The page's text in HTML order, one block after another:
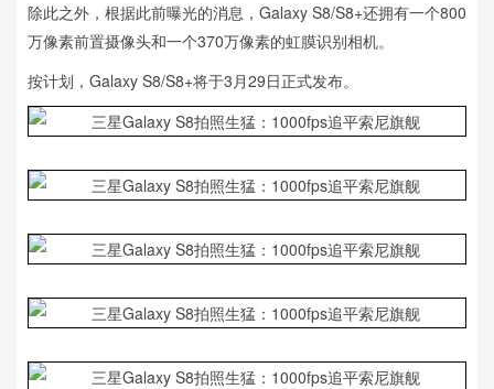
除此之外，根据此前曝光的消息，Galaxy S8/S8+还拥有一个800
万像素前置摄像头和一个370万像素的虹膜识别相机。
按计划，Galaxy S8/S8+将于3月29日正式发布。